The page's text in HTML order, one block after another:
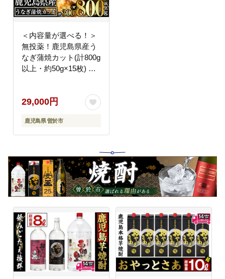
＜内容量が選べる！＞
無投薬！鹿児島県産う
なぎ蒲焼カット(計800g
以上・約50g×15枚) タ
29,000円
鹿児島県 曽於市